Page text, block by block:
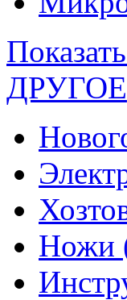
ДРУГОЕ
Ножи